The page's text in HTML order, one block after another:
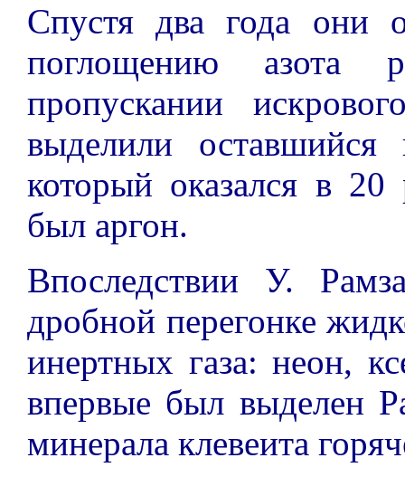
Спустя два года они
поглощению азота
пропускании
выделили оставшийся
который оказался в
был аргон.
Впоследствии У.
дробной перегонке
инертных газа: неон,
впервые был выделен
минерала клевеита